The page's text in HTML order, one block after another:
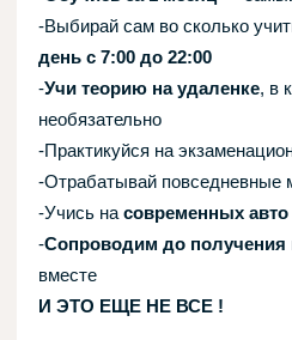
Записаться